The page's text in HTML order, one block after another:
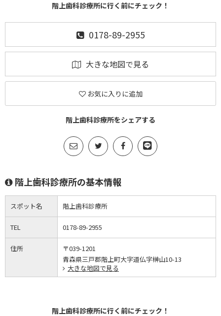
階上歯科診療所に行く前にチェック！
0178-89-2955
大きな地図で見る
お気に入りに追加
階上歯科診療所をシェアする
階上歯科診療所の基本情報
スポット名 階上歯科診療所
TEL 0178-89-2955
住所
〒039-1201
青森県三戸郡階上町大字道仏字榊山10-13
大きな地図で見る
階上歯科診療所に行く前にチェック！